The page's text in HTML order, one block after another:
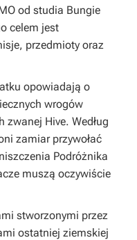
od studia Bungie
celem jest
przedmioty oraz
opowiadają o
wrogów
zwanej Hive. Według
zamiar przywołać
Podróżnika
muszą oczywiście
stworzonymi przez
ostatniej ziemskiej